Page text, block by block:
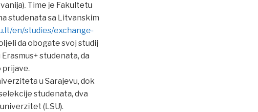
Time je Fakultetu
studenata sa Litvanskim
en/studies/exchange-
da obogate svoj studij
studenata, da
prijave.
u Sarajevu, dok
studenata, dva
(LSU).